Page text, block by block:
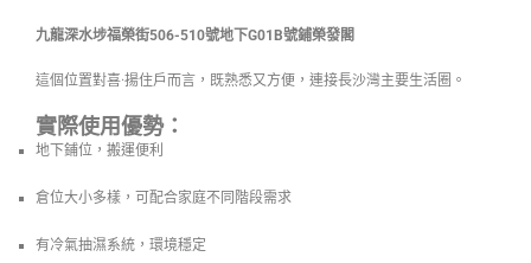
九龍深水埗福榮街506-510號地下G01B號鋪榮發閣
這個位置對喜·揚住戶而言，既熟悉又方便，連接長沙灣主要生活圈。
實際使用優勢：
地下鋪位，搬運便利
倉位大小多樣，可配合家庭不同階段需求
有冷氣抽濕系統，環境穩定